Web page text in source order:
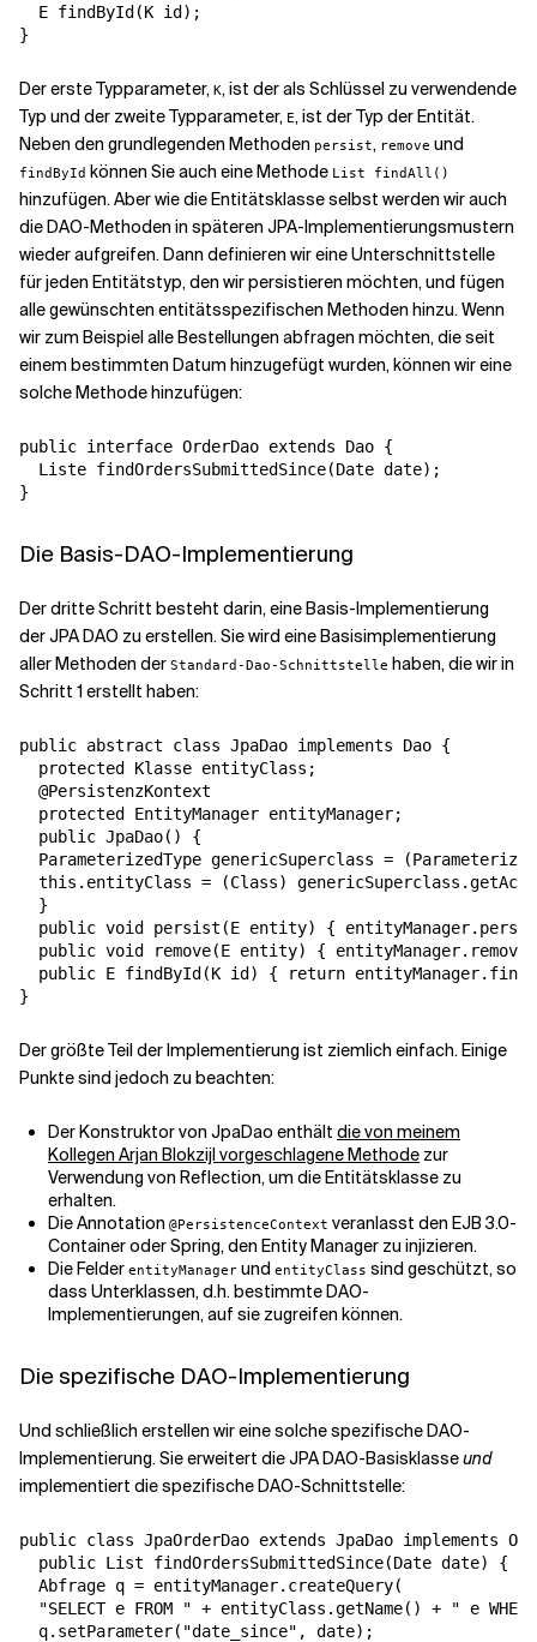
  E findById(K id);
Der erste Typparameter, K, ist der als Schlüssel zu verwendende
Typ und der zweite Typparameter, E, ist der Typ der Entität.
Neben den grundlegenden Methoden persist, remove und
findById können Sie auch eine Methode List findAll()
hinzufügen. Aber wie die Entitätsklasse selbst werden wir auch
die DAO-Methoden in späteren JPA-Implementierungsmustern
wieder aufgreifen. Dann definieren wir eine Unterschnittstelle
für jeden Entitätstyp, den wir persistieren möchten, und fügen
alle gewünschten entitätsspezifischen Methoden hinzu. Wenn
wir zum Beispiel alle Bestellungen abfragen möchten, die seit
einem bestimmten Datum hinzugefügt wurden, können wir eine
solche Methode hinzufügen:
public interface OrderDao extends Dao {
  Liste findOrdersSubmittedSince(Date date);
}
Die Basis-DAO-Implementierung
Der dritte Schritt besteht darin, eine Basis-Implementierung
der JPA DAO zu erstellen. Sie wird eine Basisimplementierung
aller Methoden der Standard-Dao-Schnittstelle haben, die wir in
Schritt 1 erstellt haben:
public abstract class JpaDao implements Dao {
  protected Klasse entityClass;
  @PersistenzKontext
  protected EntityManager entityManager;
  public JpaDao() {
ParameterizedType genericSuperclass =
this.entityClass = (Class)
  }
public void persist(E entity) {
public void remove(E entity) {
public E findById(K id) { return
}
Der größte Teil der Implementierung ist ziemlich einfach. Einige
Punkte sind jedoch zu beachten:
Der Konstruktor von JpaDao enthält die von meinem
Kollegen Arjan Blokzijl vorgeschlagene Methode zur
Verwendung von Reflection, um die Entitätsklasse zu
erhalten.
Die Annotation @PersistenceContext veranlasst den EJB 3.0-
Container oder Spring, den Entity Manager zu injizieren.
Die Felder entityManager und entityClass sind geschützt, so
dass Unterklassen, d.h. bestimmte DAO-
Implementierungen, auf sie zugreifen können.
Die spezifische DAO-Implementierung
Und schließlich erstellen wir eine solche spezifische DAO-
Implementierung. Sie erweitert die JPA DAO-Basisklasseund
implementiert die spezifische DAO-Schnittstelle:
public class JpaOrderDao extends JpaDao implements
  public List findOrdersSubmittedSince(Date date) {
  Abfrage q = entityManager.createQuery(
"SELECT e FROM " + entityClass.getName() + " e
  q.setParameter("date_since", date);